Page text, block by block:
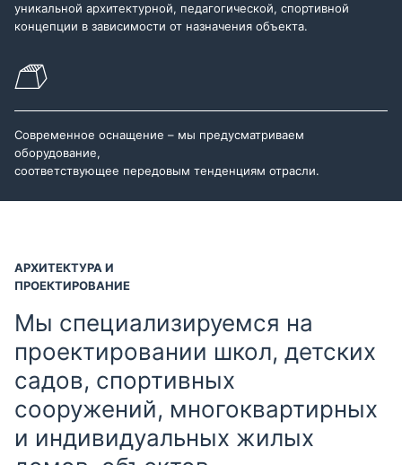
уникальной архитектурной, педагогической, спортивной
концепции в зависимости от назначения объекта.
Современное оснащение – мы предусматриваем
оборудование,
соответствующее передовым тенденциям отрасли.
АРХИТЕКТУРА И
ПРОЕКТИРОВАНИЕ
Мы специализируемся на
проектировании школ, детских
садов, спортивных
сооружений, многоквартирных
и индивидуальных жилых